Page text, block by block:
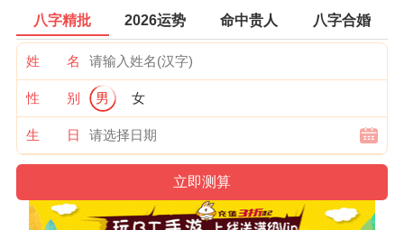
八字精批 2026运势 命中贵人 八字合婚
姓 名
性 别 男 女
生 日